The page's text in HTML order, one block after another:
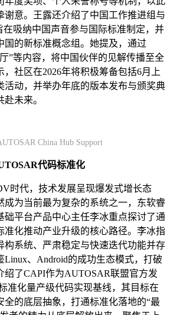
谢意。王露还介绍了中国工作推进组与
在吸纳中国声音参与国际标准制定，并
国的新标准概念组。她提及，通过
”等内容，将中国伙伴的见解传播至全
社区在2026年将积极筹备包括6月上
活动，并举办年底的版本发布与颁奖典
未来。
China Hub Support
代码标准化
时代，技术发展呈现爆发式增长态
成为当前最为复杂的系统之一，东软睿
础平台产品中心主任李冰重点探讨了通
准化推动产业升级的核心路径。李冰指
构系统、严肃稳定与快速迭代功能并存
Linux、Android的成功生态模式，打破
绍了CAPI作为AUTOSAR联盟官方发
准化量产级代码实现基线，其目标在
全的底层抽象，打通标准化落地的“最